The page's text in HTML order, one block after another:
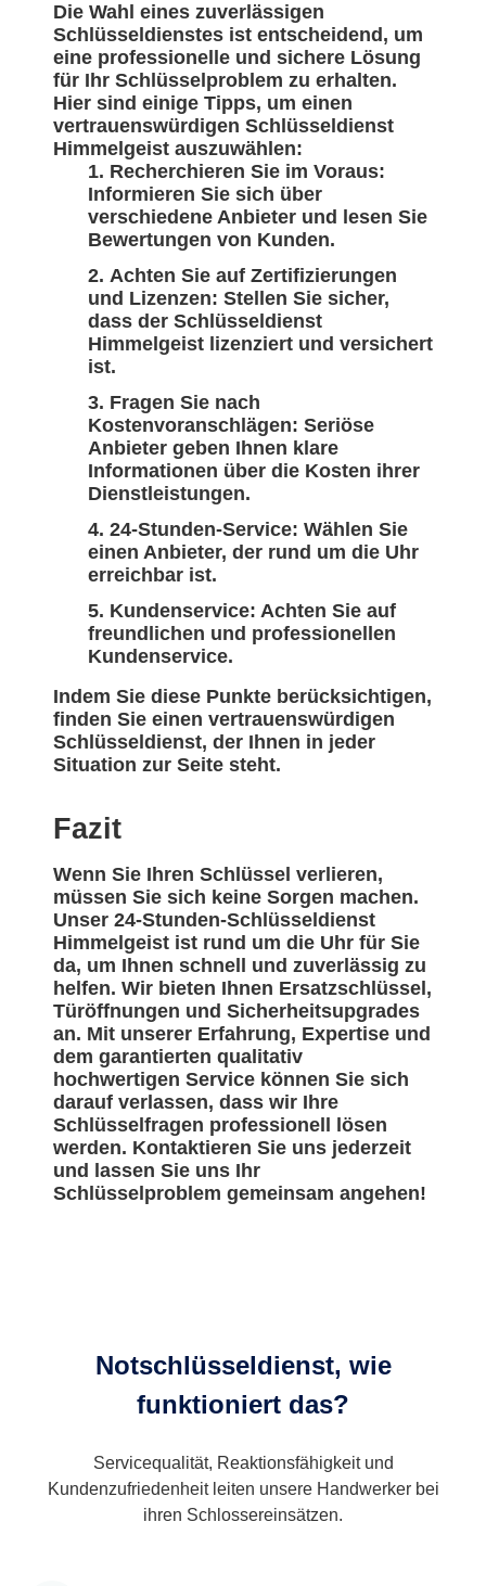
Die Wahl eines zuverlässigen
Schlüsseldienstes ist entscheidend, um
eine professionelle und sichere Lösung
für Ihr Schlüsselproblem zu erhalten.
Hier sind einige Tipps, um einen
vertrauenswürdigen Schlüsseldienst
Himmelgeist auszuwählen:
Recherchieren Sie im Voraus:
Informieren Sie sich über
verschiedene Anbieter und lesen Sie
Bewertungen von Kunden.
Achten Sie auf Zertifizierungen
und Lizenzen: Stellen Sie sicher,
dass der Schlüsseldienst
Himmelgeist lizenziert und versichert
ist.
Fragen Sie nach
Kostenvoranschlägen: Seriöse
Anbieter geben Ihnen klare
Informationen über die Kosten ihrer
Dienstleistungen.
24-Stunden-Service: Wählen Sie
einen Anbieter, der rund um die Uhr
erreichbar ist.
Kundenservice: Achten Sie auf
freundlichen und professionellen
Kundenservice.
Indem Sie diese Punkte berücksichtigen,
finden Sie einen vertrauenswürdigen
Schlüsseldienst, der Ihnen in jeder
Situation zur Seite steht.
Fazit
Wenn Sie Ihren Schlüssel verlieren,
müssen Sie sich keine Sorgen machen.
Unser 24-Stunden-Schlüsseldienst
Himmelgeist ist rund um die Uhr für Sie
da, um Ihnen schnell und zuverlässig zu
helfen. Wir bieten Ihnen Ersatzschlüssel,
Türöffnungen und Sicherheitsupgrades
an. Mit unserer Erfahrung, Expertise und
dem garantierten qualitativ
hochwertigen Service können Sie sich
darauf verlassen, dass wir Ihre
Schlüsselfragen professionell lösen
werden. Kontaktieren Sie uns jederzeit
und lassen Sie uns Ihr
Schlüsselproblem gemeinsam angehen!
Notschlüsseldienst, wie
funktioniert das?
Servicequalität, Reaktionsfähigkeit und
Kundenzufriedenheit leiten unsere Handwerker bei
ihren Schlossereinsätzen.